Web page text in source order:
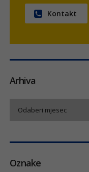
Kontakt
Arhiva
Odaberi mjesec
Oznake